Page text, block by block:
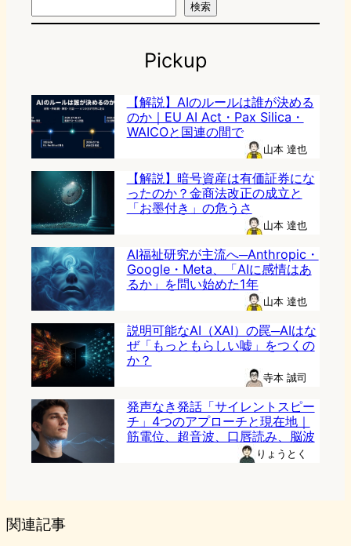
検索
Pickup
【解説】AIのルールは誰が決める
のか｜EU AI Act・Pax Silica・
WAICOと国連の間で
山本 達也
【解説】暗号資産は有価証券にな
ったのか？金商法改正の成立と
「お墨付き」の危うさ
山本 達也
AI福祉研究が主流へ─Anthropic・
Google・Meta、「AIに感情はあ
るか」を問い始めた1年
山本 達也
説明可能なAI（XAI）の罠─AIはな
ぜ「もっともらしい嘘」をつくの
か？
寺本 誠司
発声なき発話「サイレントスピー
チ」4つのアプローチと現在地｜
筋電位、超音波、口唇読み、脳波
りょうとく
関連記事